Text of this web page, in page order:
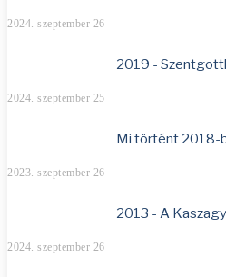
2024. szeptember 26
2019 -
2024. szeptember 25
Mi történt 2018-
2023. szeptember 26
2013 - A
2024. szeptember 26